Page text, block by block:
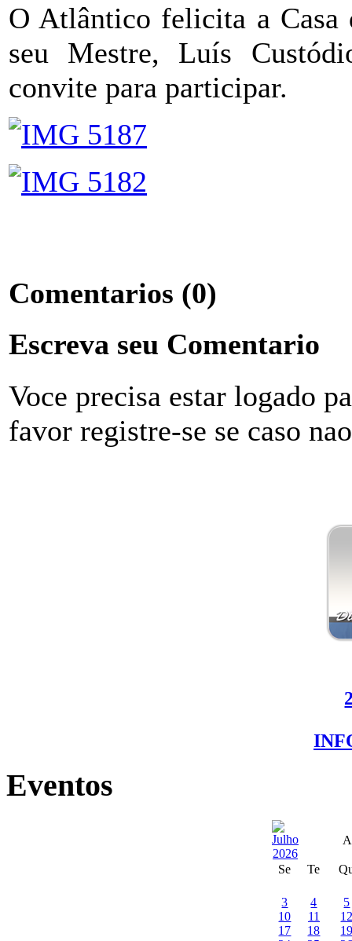
O Atlântico felicita a Casa
seu Mestre, Luís
convite para participar.
Comentarios (0)
Escreva seu Comentario
Voce precisa estar logado
favor registre-se se caso
Eventos
Se Te
3 4
5
10
11
17
18